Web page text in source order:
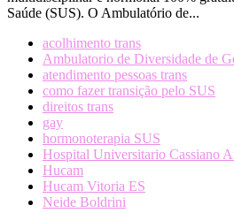
Saúde (SUS). O Ambulatório de...
acolhimento trans
Ambulatorio de Diversidade de
atendimento pessoas trans
como fazer transição pelo SUS
direitos trans
gay
hormonoterapia SUS
Hospital Universitario Cassiano
Hucam
Hucam Vitoria ES
Neide Boldrini